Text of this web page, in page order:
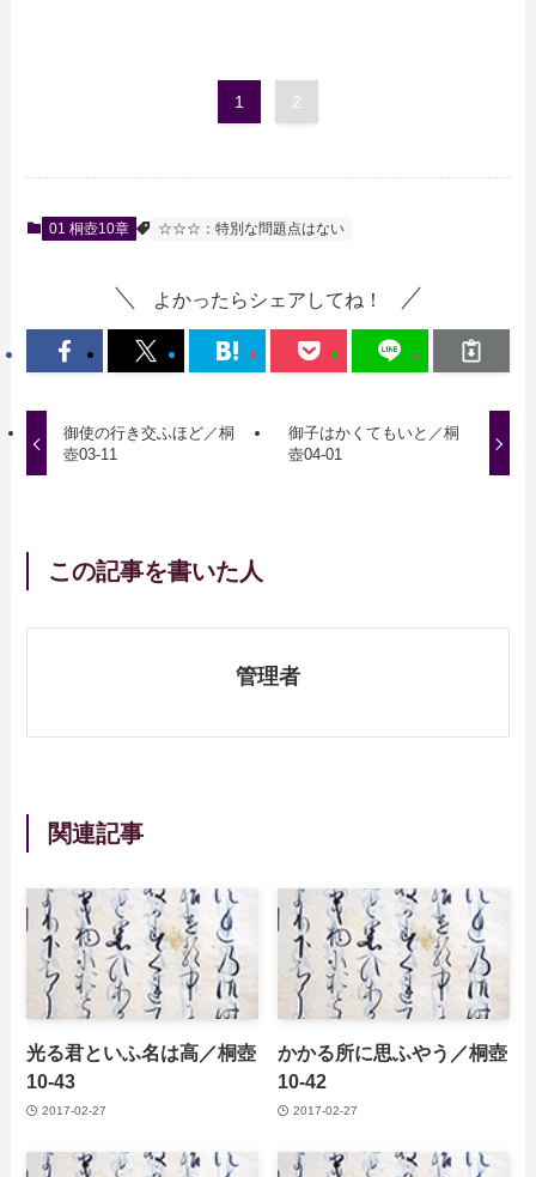
1 2
01 桐壺10章 ☆☆☆：特別な問題点はない
よかったらシェアしてね！
御使の行き交ふほど／桐
壺03-11
御子はかくてもいと／桐
壺04-01
この記事を書いた人
管理者
関連記事
光る君といふ名は高／桐壺
10-43
2017-02-27
かかる所に思ふやう／桐壺
10-42
2017-02-27